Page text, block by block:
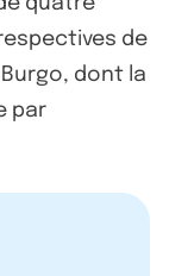
de
dont la
par